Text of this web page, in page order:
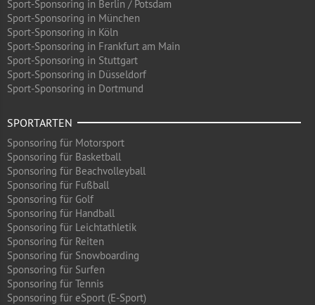
Sport-Sponsoring in Berlin / Potsdam
Sport-Sponsoring in München
Sport-Sponsoring in Köln
Sport-Sponsoring in Frankfurt am Main
Sport-Sponsoring in Stuttgart
Sport-Sponsoring in Düsseldorf
Sport-Sponsoring in Dortmund
SPORTARTEN
Sponsoring für Motorsport
Sponsoring für Basketball
Sponsoring für Beachvolleyball
Sponsoring für Fußball
Sponsoring für Golf
Sponsoring für Handball
Sponsoring für Leichtathletik
Sponsoring für Reiten
Sponsoring für Snowboarding
Sponsoring für Surfen
Sponsoring für Tennis
Sponsoring für eSport (E-Sport)